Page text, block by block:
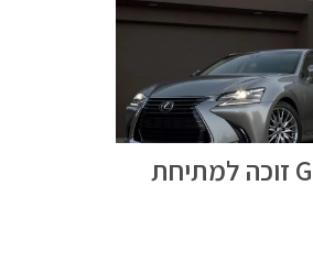
לקסוס GS זוכה למתיחת